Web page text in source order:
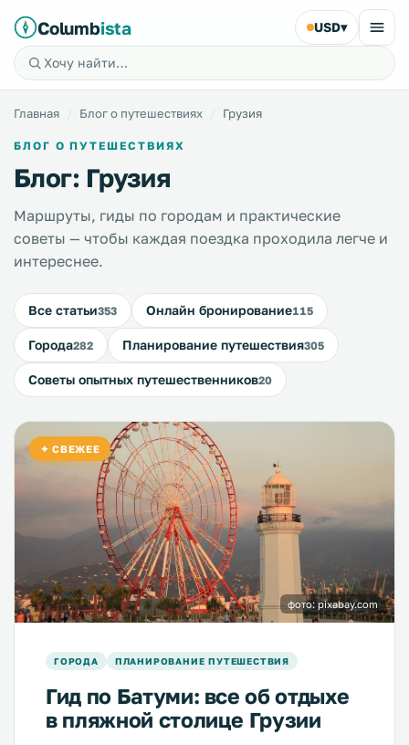
Columbista USD▾
Главная Блог о путешествиях Грузия
БЛОГ О ПУТЕШЕСТВИЯХ
Блог: Грузия
Маршруты, гиды по городам и практические
советы — чтобы каждая поездка проходила легче и
интереснее.
Все статьи353 Онлайн бронирование115
Города282 Планирование путешествия305
Советы опытных путешественников20
✦ СВЕЖЕЕ
фото: pixabay.com
ГОРОДА ПЛАНИРОВАНИЕ ПУТЕШЕСТВИЯ
Гид по Батуми: все об отдыхе
в пляжной столице Грузии